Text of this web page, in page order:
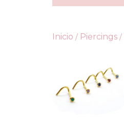
Inicio / Piercings /